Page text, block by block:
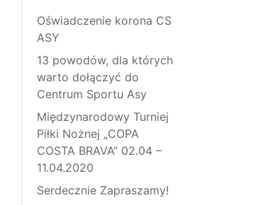
Oświadczenie korona CS
ASY
13 powodów, dla których
warto dołączyć do
Centrum Sportu Asy
Międzynarodowy Turniej
Piłki Nożnej „COPA
COSTA BRAVA” 02.04 –
11.04.2020
Serdecznie Zapraszamy!